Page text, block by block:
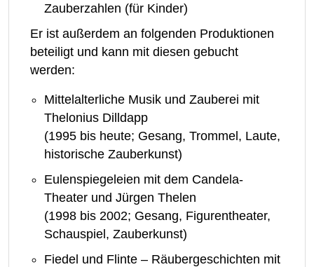
Zauberzahlen (für Kinder)
Er ist außerdem an folgenden Produktionen
beteiligt und kann mit diesen gebucht
werden:
Mittelalterliche Musik und Zauberei mit
Thelonius Dilldapp
(1995 bis heute; Gesang, Trommel, Laute,
historische Zauberkunst)
Eulenspiegeleien mit dem Candela-
Theater und Jürgen Thelen
(1998 bis 2002; Gesang, Figurentheater,
Schauspiel, Zauberkunst)
Fiedel und Flinte – Räubergeschichten mit